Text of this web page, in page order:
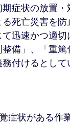
症状の放置・
死亡災害を防
迅速かつ適切
備」、「重篤
付けるとして
症状がある作